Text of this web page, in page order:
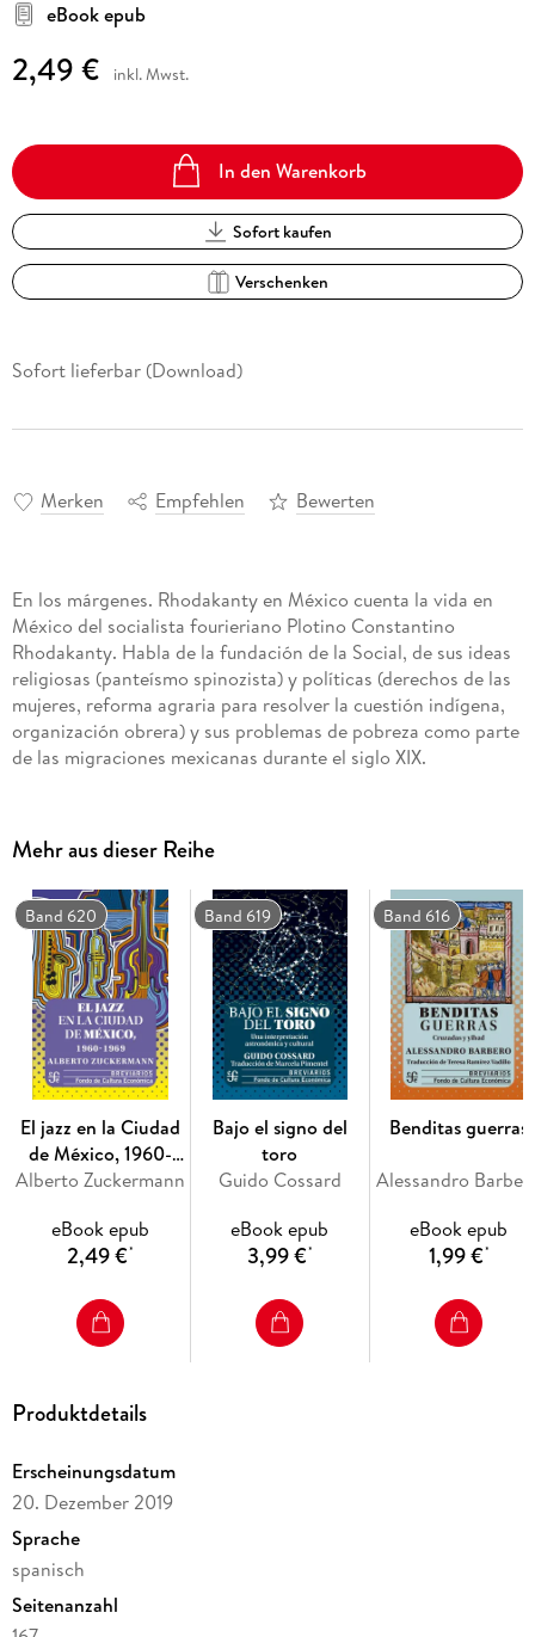
eBook epub
2,49 € inkl. Mwst.
In den Warenkorb
Sofort kaufen
Verschenken
Sofort lieferbar (Download)
Merken Empfehlen Bewerten
En los márgenes. Rhodakanty en México cuenta la vida en
México del socialista fourieriano Plotino Constantino
Rhodakanty. Habla de la fundación de la Social, de sus ideas
religiosas (panteísmo spinozista) y políticas (derechos de las
mujeres, reforma agraria para resolver la cuestión indígena,
organización obrera) y sus problemas de pobreza como parte
de las migraciones mexicanas durante el siglo XIX.
Mehr aus dieser Reihe
Band 620
El jazz en la Ciudad
de México, 1960-
1969
Alberto Zuckermann
eBook epub
2,49 €*
Band 619
Bajo el signo del
toro
Guido Cossard
eBook epub
3,99 €*
Band 616
Benditas guerras
Alessandro
eBook epub
1,99 €*
Produktdetails
Erscheinungsdatum
20. Dezember 2019
Sprache
spanisch
Seitenanzahl